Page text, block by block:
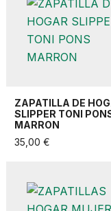
ZAPATILLA DE
SLIPPER TONI
MARRON
35,00 €